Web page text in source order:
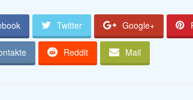
Twitter Google+
Reddit Mail